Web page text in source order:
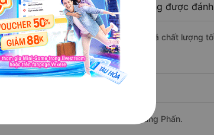
- Lào Cai từ Hà Giang - Hà Giang được
từ Hà Giang - Hà Giang được đánh giá chất lượng
Phấn, Quang Tuyến (Hà Giang).
- Lào Cai có giá rẻ nhất?
giá là 285.000 đồng của nhà xe Bằng Phấn.